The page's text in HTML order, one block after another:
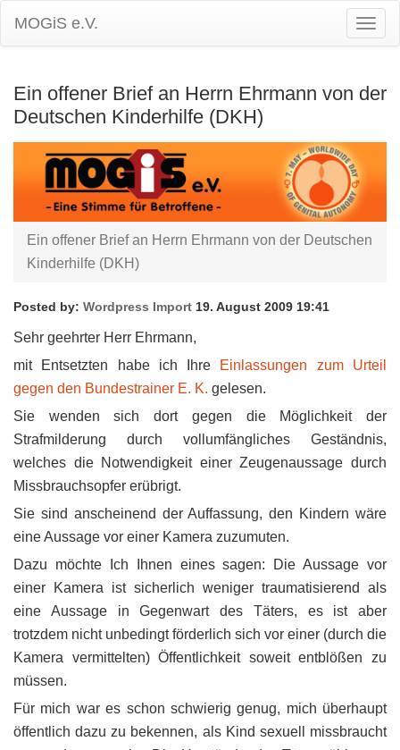
MOGiS e.V.
Ein offener Brief an Herrn Ehrmann von der
Deutschen Kinderhilfe (DKH)
Ein offener Brief an Herrn Ehrmann von der Deutschen
Kinderhilfe (DKH)
Posted by: Wordpress Import 19. August 2009 19:41
Sehr geehrter Herr Ehrmann,
mit Entsetzten habe ich Ihre Einlassungen zum Urteil
gegen den Bundestrainer E. K. gelesen.
Sie wenden sich dort gegen die Möglichkeit der
Strafmilderung durch vollumfängliches Geständnis,
welches die Notwendigkeit einer Zeugenaussage durch
Missbrauchsopfer erübrigt.
Sie sind anscheinend der Auffassung, den Kindern wäre
eine Aussage vor einer Kamera zuzumuten.
Dazu möchte Ich Ihnen eines sagen: Die Aussage vor
einer Kamera ist sicherlich weniger traumatisierend als
eine Aussage in Gegenwart des Täters, es ist aber
trotzdem nicht unbedingt förderlich sich vor einer (durch die
Kamera vermittelten) Öffentlichkeit soweit entblößen zu
müssen.
Für mich war es schon schwierig genug, mich überhaupt
öffentlich dazu zu bekennen, als Kind sexuell missbraucht